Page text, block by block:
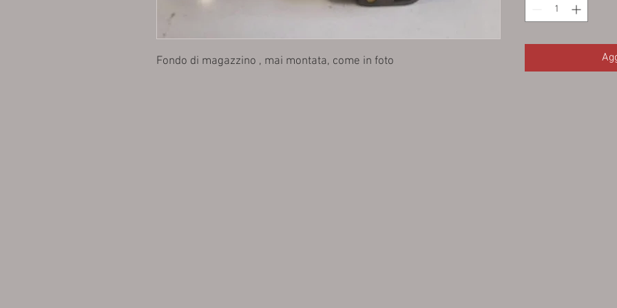
Fondo di magazzino , mai montata, come in foto